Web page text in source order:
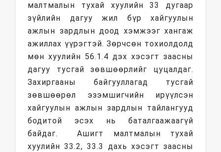
малтмалын тухай хуулийн 33 дугаар
зүйлийн дагуу жил бүр хайгуулын
ажлын зардлын доод хэмжээг хангаж
ажиллах үүрэгтэй. Зөрчсөн тохиолдолд
мөн хуулийн 56.1.4 дэх хэсэгт заасны
дагуу тусгай зөвшөөрлийг цуцалдаг.
Захиргааны байгууллагад тусгай
зөвшөөрөл эзэмшигчийн ирүүлсэн
хайгуулын ажлын зардлын тайлангууд
бодитой эсэх нь баталгаажаагүй
байдаг. Ашигт малтмалын тухай
хуулийн 33.2, 33.3 дахь хэсэгт заасны